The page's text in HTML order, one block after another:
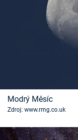
Modrý Měsíc
Zdroj: www.rmg.co.uk